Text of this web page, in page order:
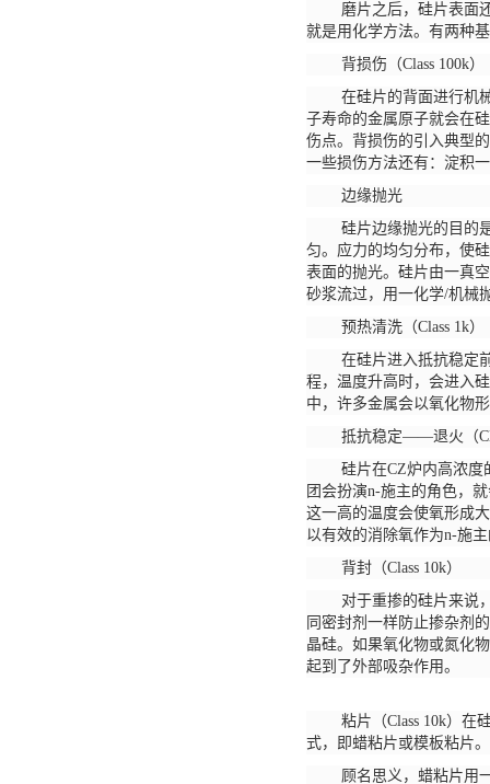
磨片之后，硅片表面
就是用化学方法。有两种
背损伤（Class 100k）
在硅片的背面进行机
子寿命的金属原子就会在
伤点。背损伤的引入典型
一些损伤方法还有：淀积
边缘抛光
硅片边缘抛光的目的
匀。应力的均匀分布，使
表面的抛光。硅片由一真
砂浆流过，用一化学/机械
预热清洗（Class 1k）
在硅片进入抵抗稳定
程，温度升高时，会进入
中，许多金属会以氧化物
抵抗稳定——退火（
硅片在CZ炉内高浓度
团会扮演n-施主的角色，
这一高的温度会使氧形成
以有效的消除氧作为n-施
背封（Class 10k）
对于重掺的硅片来说
同密封剂一样防止掺杂剂
晶硅。如果氧化物或氮化
起到了外部吸杂作用。
粘片（Class 10k）在
式，即蜡粘片或模板粘片。
顾名思义，蜡粘片用